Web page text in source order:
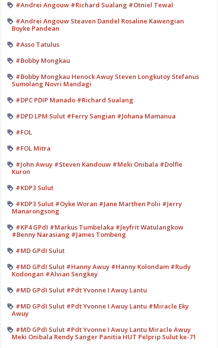
#Andrei Angouw #Richard Sualang #Otniel Tewal
#Andrei Angouw Steaven Dandel Rosaline Kawengian
Boyke Pandean
#Asso Tatulus
#Bobby Mongkau
#Bobby Mongkau Henock Awuy Steven Longkutoy Stefanus
Sumolang Novri Mandagi
#DPC PDIP Manado #Richard Sualang
#DPD LPM Sulut #Ferry Sangian #Johana Mamanua
#FOL
#FOL Mitra
#John Awuy #Steven Kandouw #Meki Onibala #Dolfie
Kuron
#KDP3 Sulut
#KDP3 Sulut #Oyke Woran #Jane Marthen Polii #Jerry
Manarongsong
#KP4 GPdI #Markus Tumbelaka #Jeyfrit Watulangkow
#Benny Narasiang #James Tombeng
#MD GPdI Sulut
#MD GPdI Sulut #Hanny Awuy #Hanny Kolondam #Rudy
Kodongan #Alvian Sengkey
#MD GPdI Sulut #Pdt Yvonne I Awuy Lantu
#MD GPdI Sulut #Pdt Yvonne I Awuy Lantu #Miracle Eky
Awuy
#MD GPdI Sulut #Pdt Yvonne I Awuy Lantu Miracle Awuy
Meki Onibala Rendy Sanger Panitia HUT Pelprip Sulut ke-71